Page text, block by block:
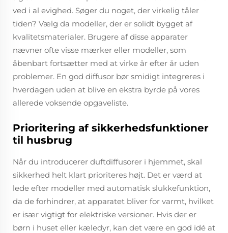
ved i al evighed. Søger du noget, der virkelig tåler
tiden? Vælg da modeller, der er solidt bygget af
kvalitetsmaterialer. Brugere af disse apparater
nævner ofte visse mærker eller modeller, som
åbenbart fortsætter med at virke år efter år uden
problemer. En god diffusor bør smidigt integreres i
hverdagen uden at blive en ekstra byrde på vores
allerede voksende opgaveliste.
Prioritering af sikkerhedsfunktioner
til husbrug
Når du introducerer duftdiffusorer i hjemmet, skal
sikkerhed helt klart prioriteres højt. Det er værd at
lede efter modeller med automatisk slukkefunktion,
da de forhindrer, at apparatet bliver for varmt, hvilket
er især vigtigt for elektriske versioner. Hvis der er
børn i huset eller kæledyr, kan det være en god idé at